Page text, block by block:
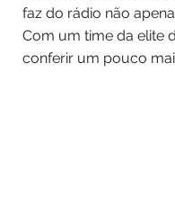
faz do rádio não
Com um time da elite
conferir um pouco